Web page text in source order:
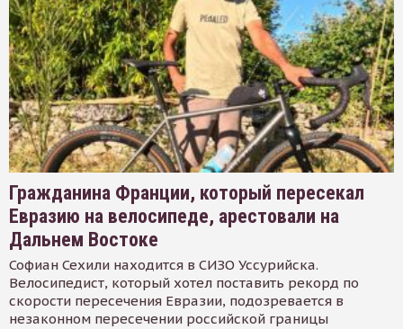
Гражданина Франции, который пересекал
Евразию на велосипеде, арестовали на
Дальнем Востоке
Софиан Сехили находится в СИЗО Уссурийска.
Велосипедист, который хотел поставить рекорд по
скорости пересечения Евразии, подозревается в
незаконном пересечении российской границы